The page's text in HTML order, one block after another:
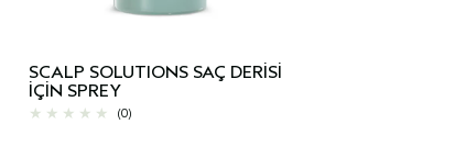
SCALP SOLUTIONS SAÇ DERİSİ
İÇİN SPREY
(0)